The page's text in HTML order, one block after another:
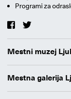
Programi za
Mestni muzej
Mestna galerija